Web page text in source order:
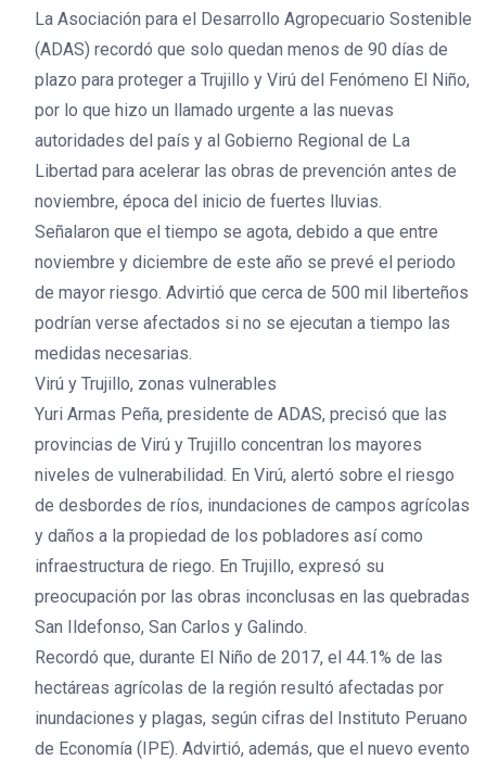
La Asociación para el Desarrollo Agropecuario Sostenible
(ADAS) recordó que solo quedan menos de 90 días de
plazo para proteger a Trujillo y Virú del Fenómeno El Niño,
por lo que hizo un llamado urgente a las nuevas
autoridades del país y al Gobierno Regional de La
Libertad para acelerar las obras de prevención antes de
noviembre, época del inicio de fuertes lluvias.
Señalaron que el tiempo se agota, debido a que entre
noviembre y diciembre de este año se prevé el periodo
de mayor riesgo. Advirtió que cerca de 500 mil liberteños
podrían verse afectados si no se ejecutan a tiempo las
medidas necesarias.
Virú y Trujillo, zonas vulnerables
Yuri Armas Peña, presidente de ADAS, precisó que las
provincias de Virú y Trujillo concentran los mayores
niveles de vulnerabilidad. En Virú, alertó sobre el riesgo
de desbordes de ríos, inundaciones de campos agrícolas
y daños a la propiedad de los pobladores así como
infraestructura de riego. En Trujillo, expresó su
preocupación por las obras inconclusas en las quebradas
San Ildefonso, San Carlos y Galindo.
Recordó que, durante El Niño de 2017, el 44.1% de las
hectáreas agrícolas de la región resultó afectadas por
inundaciones y plagas, según cifras del Instituto Peruano
de Economía (IPE). Advirtió, además, que el nuevo evento